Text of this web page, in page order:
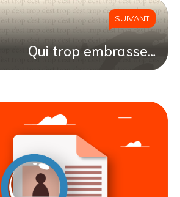
SUIVANT
Qui trop embrasse…